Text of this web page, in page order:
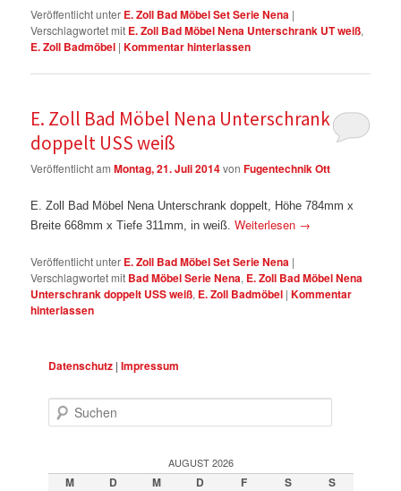
Veröffentlicht unter E. Zoll Bad Möbel Set Serie Nena |
Verschlagwortet mit E. Zoll Bad Möbel Nena Unterschrank UT weiß,
E. Zoll Badmöbel |Kommentar hinterlassen
E. Zoll Bad Möbel Nena Unterschrank
doppelt USS weiß
Veröffentlicht amMontag, 21. Juli 2014vonFugentechnik Ott
E. Zoll Bad Möbel Nena Unterschrank doppelt, Höhe 784mm x
Breite 668mm x Tiefe 311mm, in weiß. Weiterlesen →
Veröffentlicht unter E. Zoll Bad Möbel Set Serie Nena |
Verschlagwortet mit Bad Möbel Serie Nena, E. Zoll Bad Möbel Nena
Unterschrank doppelt USS weiß, E. Zoll Badmöbel |Kommentar
hinterlassen
Datenschutz |Impressum
Suchen
AUGUST 2026
M D M D F S S